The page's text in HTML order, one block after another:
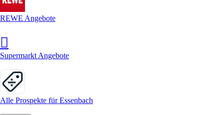
REWE Angebote
Supermarkt Angebote
Alle Prospekte für Essenbach